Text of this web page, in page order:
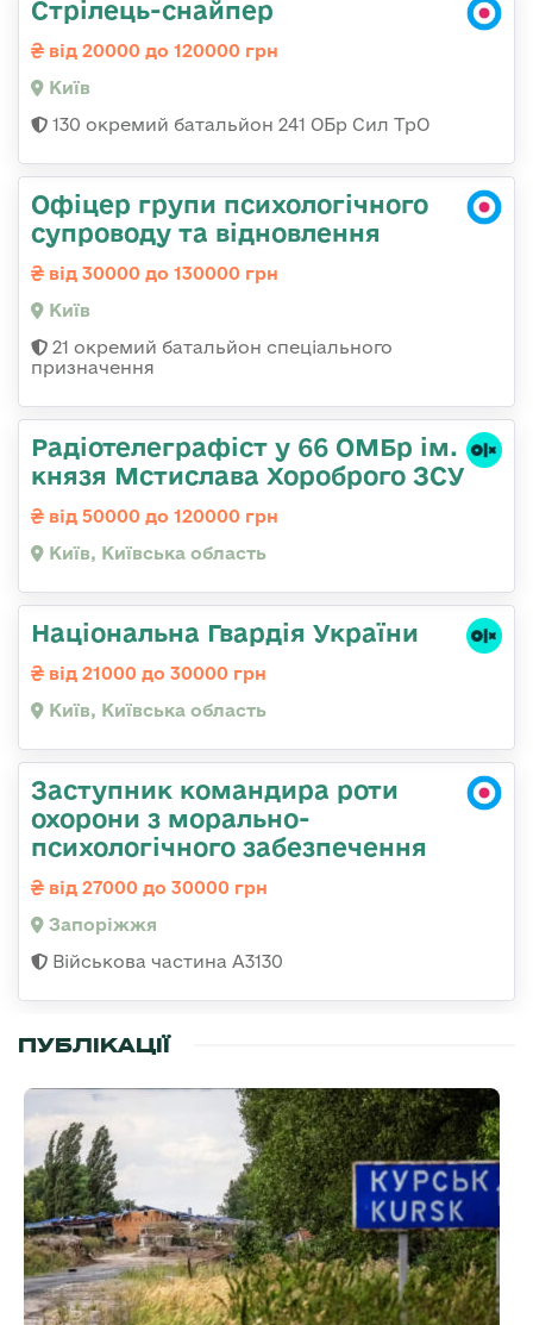
Стрілець-снайпер
від 20000 до 120000 грн
Київ
130 окремий батальйон 241 ОБр Сил ТрО
Офіцер групи психологічного
супроводу та відновлення
від 30000 до 130000 грн
Київ
21 окремий батальйон спеціального
призначення
Радіотелеграфіст у 66 ОМБр ім.
князя Мстислава Хороброго ЗСУ
від 50000 до 120000 грн
Київ, Київська область
Національна Гвардія України
від 21000 до 30000 грн
Київ, Київська область
Заступник командира роти
охорони з морально-
психологічного забезпечення
від 27000 до 30000 грн
Запоріжжя
Військова частина А3130
ПУБЛІКАЦІЇ